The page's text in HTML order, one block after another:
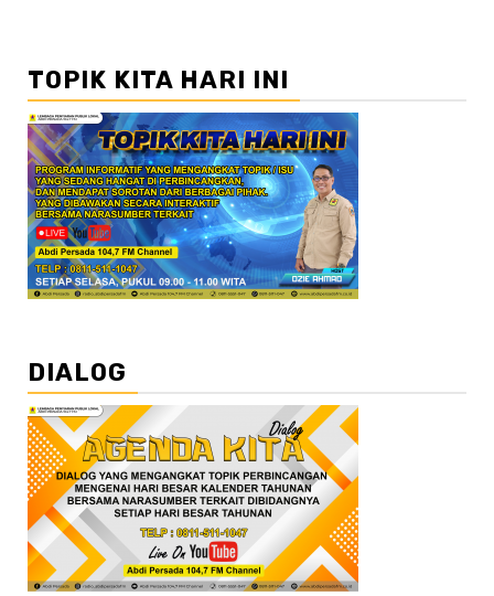
TOPIK KITA HARI INI
DIALOG